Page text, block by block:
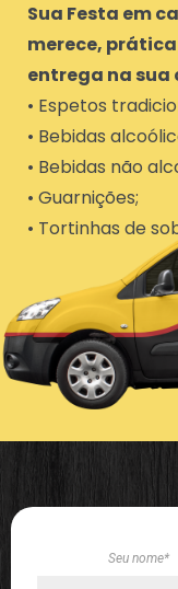
Sua Festa em
merece, prática
entrega na sua
• Espetos
• Bebidas
• Bebidas não
• Guarnições;
• Tortinhas de
Seu nome*